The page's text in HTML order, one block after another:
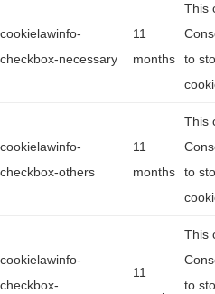
cookielawinfo-
checkbox-necessary
11
months
This
to
cookielawinfo-
checkbox-others
11
months
This
to
cookielawinfo-
checkbox-
11
This
to